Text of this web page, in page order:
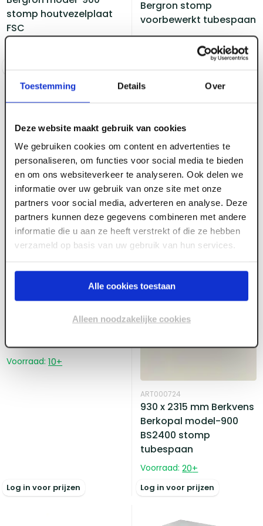
Toestemming Details Over
Deze website maakt gebruik van cookies
We gebruiken cookies om content en advertenties te
personaliseren, om functies voor social media te bieden
en om ons websiteverkeer te analyseren. Ook delen we
informatie over uw gebruik van onze site met onze
partners voor social media, adverteren en analyse. Deze
partners kunnen deze gegevens combineren met andere
informatie die u aan ze heeft verstrekt of die ze hebben
verzameld op basis van uw gebruik van hun services.
Alle cookies toestaan
Alleen noodzakelijke cookies
stomp houtvezelplaat
FSC
Bergron stomp
voorbewerkt tubespaan
ART004915
880 x 2115 mm Berkvens
Bergron model-900
stomp houtvezelplaat
FSC
Voorraad: 10+
Log in voor prijzen
ART000724
930 x 2315 mm Berkvens
Berkopal model-900
BS2400 stomp
tubespaan
Voorraad: 20+
Log in voor prijzen